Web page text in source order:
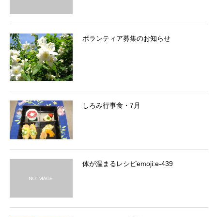
ボランティア募集のお知らせ
しろみ行事食・7月
体が温まるレシピemoji:e-439